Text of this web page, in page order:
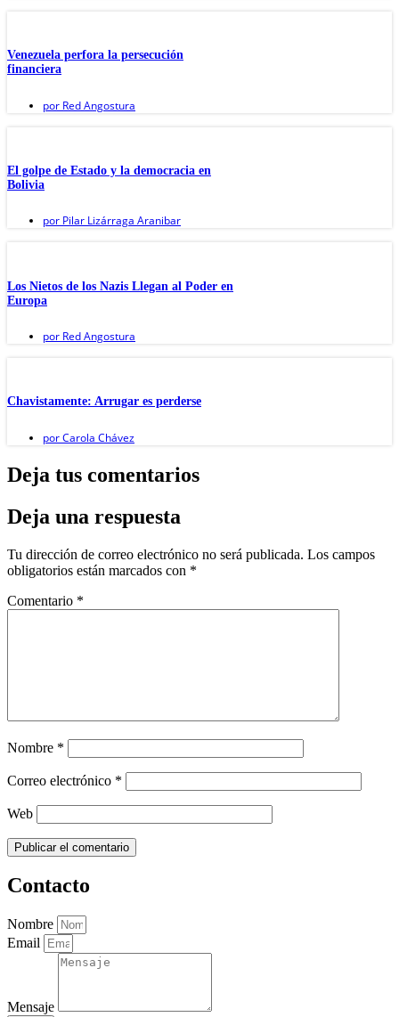
Venezuela perfora la persecución
financiera
por Red Angostura
El golpe de Estado y la democracia en
Bolivia
por Pilar Lizárraga Aranibar
Los Nietos de los Nazis Llegan al Poder en
Europa
por Red Angostura
Chavistamente: Arrugar es perderse
porCarola Chávez
Deja tus comentarios
Deja una respuesta
Tu dirección de correo electrónico no será publicada. Los campos
obligatorios están marcados con *
Comentario *
Nombre *
Correo electrónico *
Web
Contacto
Nombre
Email
Mensaje